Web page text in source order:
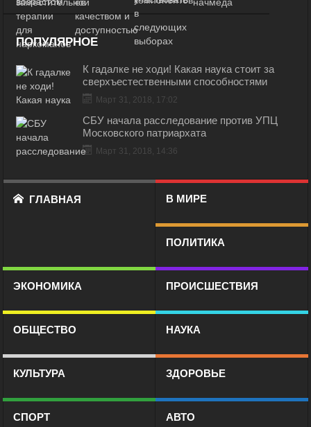
ПОПУЛЯРНОЕ
К гадалке не ходи! Какая наука стоит за
сверхъестественными способностями
Март 31, 2018, 17:02
СБУ начала расследование против УПЦ
Московского патриархата
Март 31, 2018, 14:36
ГЛАВНАЯ В МИРЕ
ПОЛИТИКА
ЭКОНОМИКА ПРОИСШЕСТВИЯ
ОБЩЕСТВО НАУКА
КУЛЬТУРА ЗДОРОВЬЕ
СПОРТ АВТО